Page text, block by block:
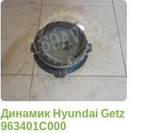
Динамик Hyundai Getz
963401C000